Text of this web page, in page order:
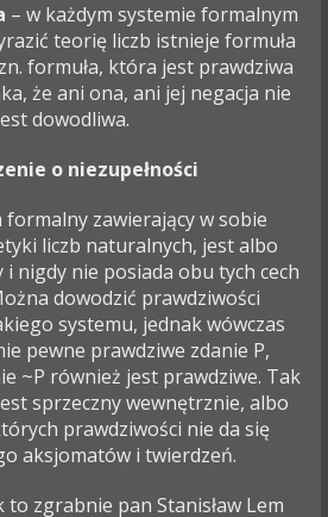
– w każdym systemie formalnym
teorię liczb istnieje formuła
formuła, która jest prawdziwa
że ani ona, ani jej negacja nie
dowodliwa.
o niezupełności
zawierający w sobie
liczb naturalnych, jest albo
i nigdy nie posiada obu tych cech
dowodzić prawdziwości
systemu, jednak wówczas
pewne prawdziwe zdanie P,
~P również jest prawdziwe. Tak
sprzeczny wewnętrznie, albo
prawdziwości nie da się
aksjomatów i twierdzeń.
to zgrabnie pan Stanisław Lem